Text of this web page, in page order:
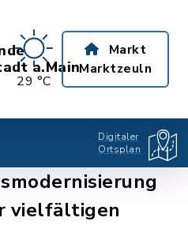
a.Main
29 °C
Markt
Marktzeuln
Digitaler
Ortsplan
vielfältigen